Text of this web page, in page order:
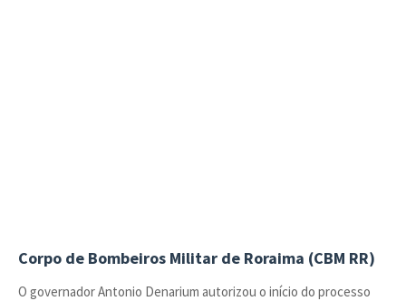
Corpo de Bombeiros Militar de Roraima (CBM RR)
O governador Antonio Denarium autorizou o início do processo